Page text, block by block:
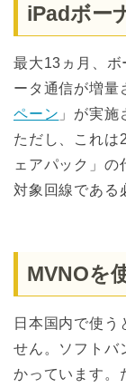
iPadボー
最大13ヵ月、
ータ通信が増量
ペーン 」が実施
ただし、これは
ェアパック」の
対象回線である
MVNOを
日本国内で使う
せん。ソフトバ
かっています。